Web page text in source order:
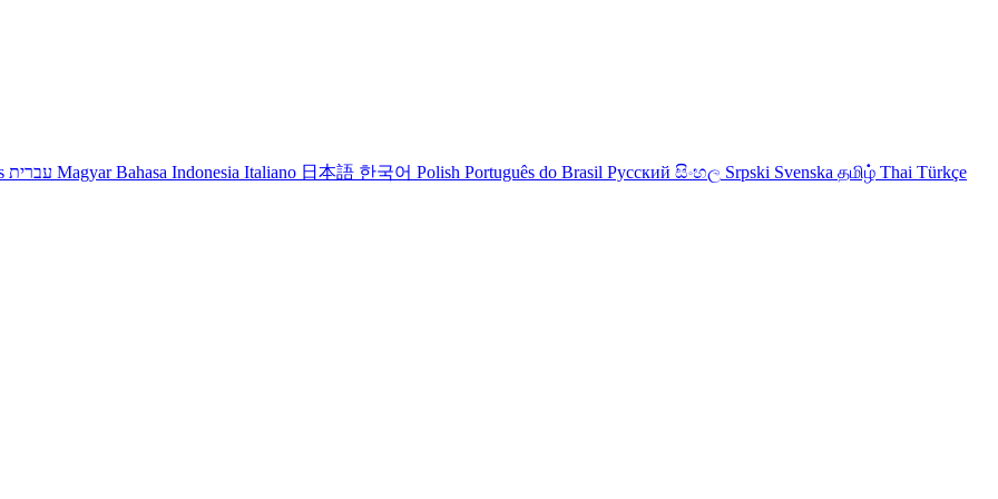
עברית Magyar Bahasa Indonesia Italiano 日本語 한국어 Polish Português do Brasil Русский සිංහල Srpski Svenska தமிழ் Thai Türkçe